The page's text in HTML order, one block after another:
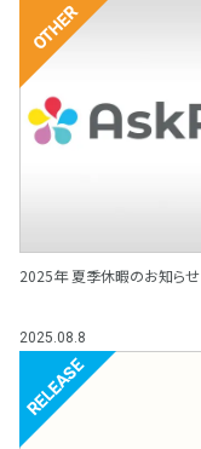
その他
2025年 夏季休暇のお知らせ
2025.08.8